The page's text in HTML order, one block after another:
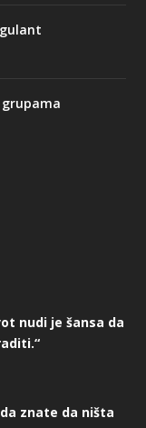
grupama
nudi je šansa da
znate da ništa